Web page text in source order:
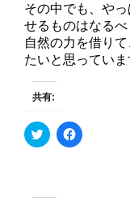
その中でも、や
せるものはなるべ
自然の力を借り
たいと思っていま
共有:
ク
リ
T
F
a